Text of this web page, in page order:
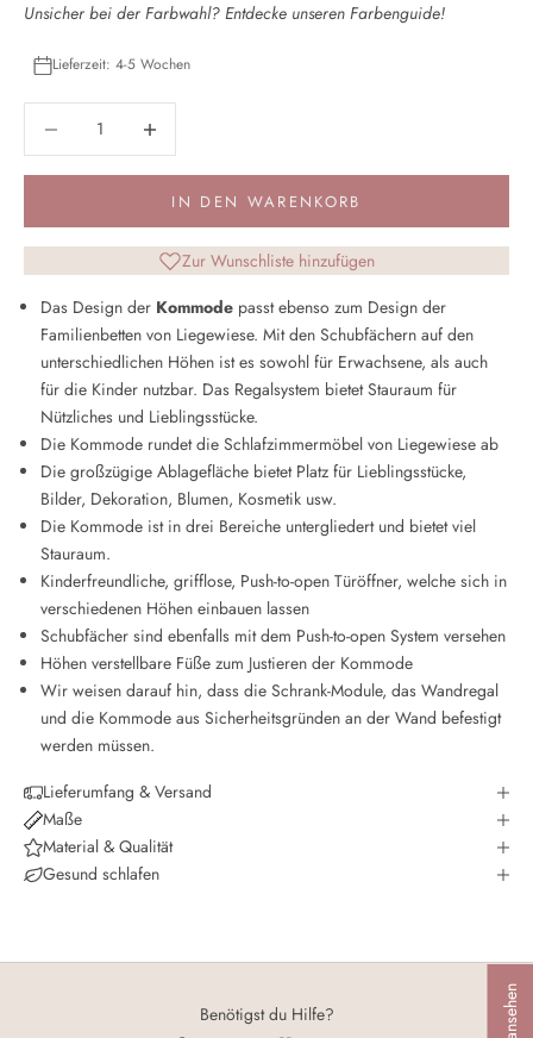
Unsicher bei der Farbwahl? Entdecke unseren Farbenguide!
Lieferzeit: 4-5 Wochen
IN DEN WARENKORB
Zur Wunschliste hinzufügen
Das Design der Kommode passt ebenso zum Design der
Familienbetten von Liegewiese. Mit den Schubfächern auf den
unterschiedlichen Höhen ist es sowohl für Erwachsene, als auch
für die Kinder nutzbar. Das Regalsystem bietet Stauraum für
Nützliches und Lieblingsstücke.
Die Kommode rundet die Schlafzimmermöbel von Liegewiese ab
Die großzügige Ablagefläche bietet Platz für Lieblingsstücke,
Bilder, Dekoration, Blumen, Kosmetik usw.
Die Kommode ist in drei Bereiche untergliedert und bietet viel
Stauraum.
Kinderfreundliche, grifflose, Push-to-open Türöffner, welche sich in
verschiedenen Höhen einbauen lassen
Schubfächer sind ebenfalls mit dem Push-to-open System versehen
Höhen verstellbare Füße zum Justieren der Kommode
Wir weisen darauf hin, dass die Schrank-Module, das Wandregal
und die Kommode aus Sicherheitsgründen an der Wand befestigt
werden müssen.
Lieferumfang & Versand
Maße
Material & Qualität
Gesund schlafen
Benötigst du Hilfe?